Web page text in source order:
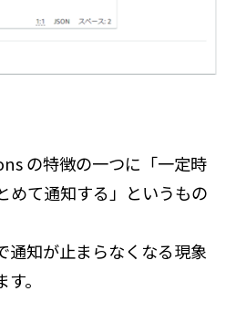
の特徴の一つに「一定時
めて通知する」というもの
通知が止まらなくなる現象
。